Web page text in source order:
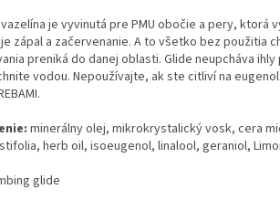
je vyvinutá pre PMU obočie a pery, ktorá
zápal a začervenanie. A to všetko bez použitia
preniká do danej oblasti. Glide neupcháva
vodou. Nepoužívajte, ak ste citliví na eugenol.
minerálny olej, mikrokrystalický vosk, cera
herb oil, isoeugenol, linalool, geraniol,
glide